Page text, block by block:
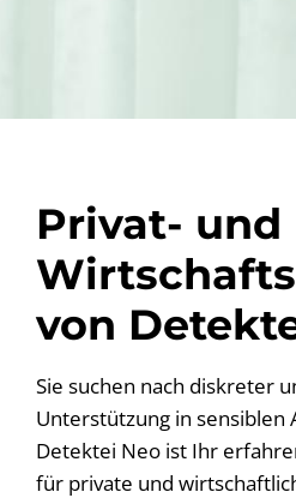
Privat- und
von
Sie suchen nach diskreter
Unterstützung in sensiblen
Detektei Neo ist Ihr
für private und